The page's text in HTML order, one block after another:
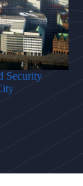
Security